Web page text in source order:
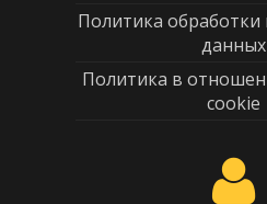
Политика обработки
данных
Политика в
cookie